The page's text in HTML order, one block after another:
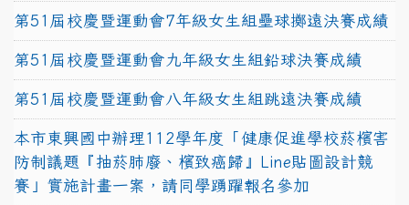
第51屆校慶暨運動會7年級女生組壘球擲遠決賽成績
第51屆校慶暨運動會九年級女生組鉛球決賽成績
第51屆校慶暨運動會八年級女生組跳遠決賽成績
本市東興國中辦理112學年度「健康促進學校菸檳害
防制議題『抽菸肺廢、檳致癌歸』Line貼圖設計競
賽」實施計畫一案，請同學踴躍報名參加